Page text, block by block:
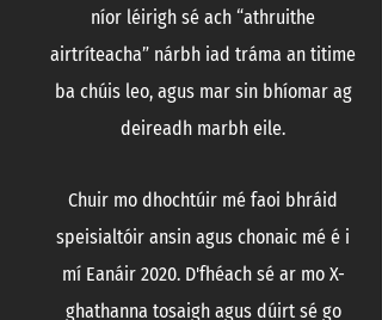
níor léirigh sé ach “athruithe
airtríteacha” nárbh iad tráma an titime
ba chúis leo, agus mar sin bhíomar ag
deireadh marbh eile.
Chuir mo dhochtúir mé faoi bhráid
speisialtóir ansin agus chonaic mé é i
mí Eanáir 2020. D'fhéach sé ar mo X-
ghathanna tosaigh agus dúirt sé go